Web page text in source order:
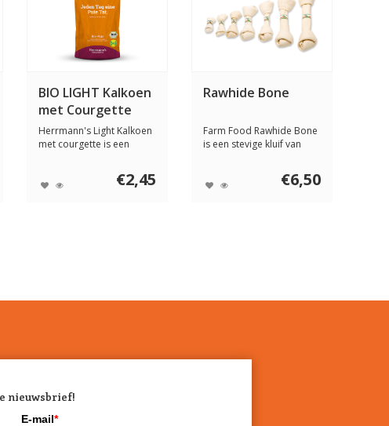
BIO LIGHT Kalkoen
met Courgette
Herrmann's Light Kalkoen
met courgette is een
€2,45
Rawhide Bone
Farm Food Rawhide Bone
is een stevige kluif van
€6,50
nieuwsbrief!
E-mail*